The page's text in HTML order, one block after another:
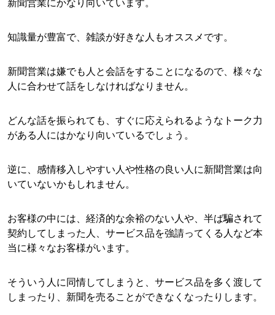
新聞営業にかなり向いています。
知識量が豊富で、雑談が好きな人もオススメです。
新聞営業は嫌でも人と会話をすることになるので、様々な
人に合わせて話をしなければなりません。
どんな話を振られても、すぐに応えられるようなトーク力
がある人にはかなり向いているでしょう。
逆に、感情移入しやすい人や性格の良い人に新聞営業は向
いていないかもしれません。
お客様の中には、経済的な余裕のない人や、半ば騙されて
契約してしまった人、サービス品を強請ってくる人など本
当に様々なお客様がいます。
そういう人に同情してしまうと、サービス品を多く渡して
しまったり、新聞を売ることができなくなったりします。